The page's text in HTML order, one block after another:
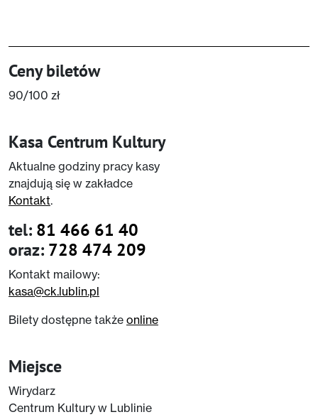
Ceny biletów
90/100 zł
Kasa Centrum Kultury
Aktualne godziny pracy kasy
znajdują się w zakładce
Kontakt.
tel: 81 466 61 40
oraz: 728 474 209
Kontakt mailowy:
kasa@ck.lublin.pl
Bilety dostępne także online
Miejsce
Wirydarz
Centrum Kultury w Lublinie